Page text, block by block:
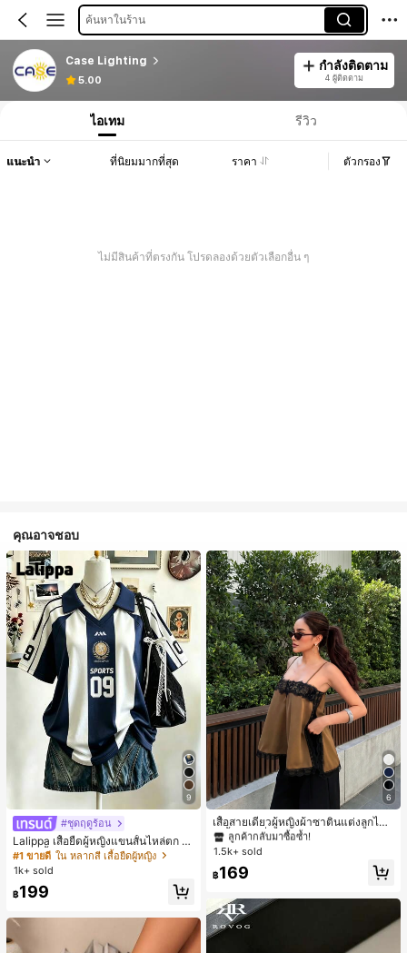
ค้นหาในร้าน
Case Lighting
5.00
กำลังติดตาม
4 ผู้ติดตาม
ไอเทม รีวิว
แนะนำ ที่นิยมมากที่สุด ราคา ตัวกรอง
ไม่มีสินค้าที่ตรงกัน โปรดลองด้วยตัวเลือกอื่น ๆ
คุณอาจชอบ
9
#ชุดฤดูร้อน
Lalippa เสื้อยืดผู้หญิงแขนสั้นไหล่ตก ค
อวีปกเสื้อ ลายพิมพ์ดิจิทัลลายทาง สไตล์
สปอร์ตแฟชั่นมินิมอล ของขวัญสำหรับเ
พื่อน
#1 ขายดี ใน หลากสี เสื้อยืดผู้หญิง
1k+ sold
฿199
6
เสื้อสายเดี่ยวผู้หญิงผ้าซาตินแต่งลูกไม้
- เสื้อสายเดี่ยวฤดูร้อนสีคากีมีรอยผ่าด้า
นข้างที่น่าดึงดูดแบบสบายๆ
#1 ขายดี
ใน สีกากี เสื้อสตรี เสื้อเบลาส์ & Tee
ลูกค้ากลับมาซื้อซ้ำ!
#1 ขายดี
ลูกค้ากลับมาซื้อซ้ำ!
#1 ขายดี
ลูกค้ากลับมาซื้อซ้ำ!
#1 ขายดี
ใน สีกากี เสื้อสตรี เสื้อเบลาส์ & Tee
1.5k+ sold
฿169